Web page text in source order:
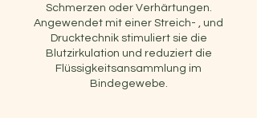
Schmerzen oder Verhärtungen.
Angewendet mit einer Streich- , und
Drucktechnik stimuliert sie die
Blutzirkulation und reduziert die
Flüssigkeitsansammlung im
Bindegewebe.